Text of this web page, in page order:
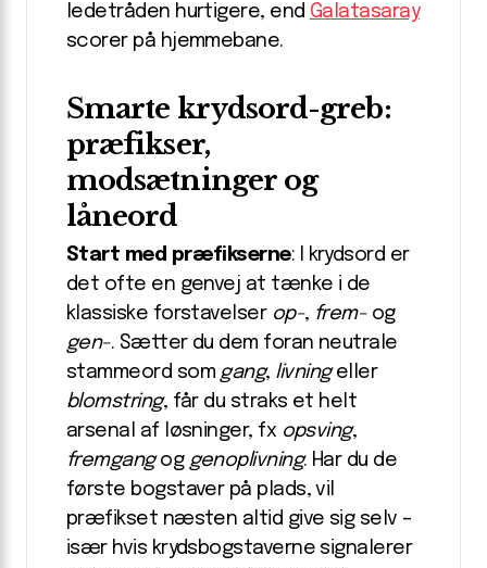
ledetråden hurtigere, end Galatasaray
scorer på hjemmebane.
Smarte krydsord-greb:
præfikser,
modsætninger og
låneord
Start med præfikserne: I krydsord er
det ofte en genvej at tænke i de
klassiske forstavelser op-, frem-og
gen-. Sætter du dem foran neutrale
stammeord som gang, livningeller
blomstring, får du straks et helt
arsenal af løsninger, fx opsving,
fremgangog genoplivning. Har du de
første bogstaver på plads, vil
præfikset næsten altid give sig selv –
især hvis krydsbogstaverne signalerer